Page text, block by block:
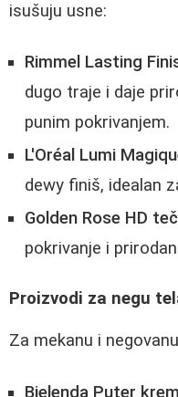
isušuju usne:
Rimmel Lasting
dugo traje i daje
punim pokrivanjem.
L'Oréal Lumi
dewy finiš, idealan
Golden Rose HD
pokrivanje i
Proizvodi za negu
Za mekanu i
Bielenda Puter